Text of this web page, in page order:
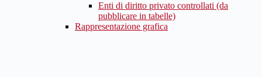
Enti di diritto privato controllati (da
pubblicare in tabelle)
Rappresentazione grafica